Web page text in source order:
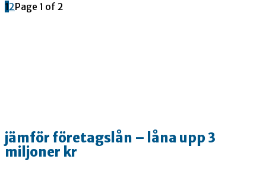
12Page 1 of 2
jämför företagslån – låna upp 3
miljoner kr